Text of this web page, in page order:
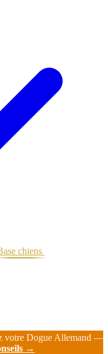
chiens
votre Dogue Allemand —
→